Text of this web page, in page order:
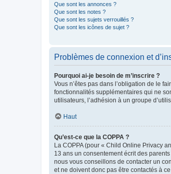
Que sont les annonces ?
Que sont les notes ?
Que sont les sujets verrouillés ?
Que sont les icônes de sujet ?
Problèmes de connexion et
Pourquoi ai-je besoin de m’inscrire ?
Vous n’êtes pas dans l’obligation de le
fonctionnalités supplémentaires qui ne
utilisateurs, l’adhésion à un groupe
Haut
Qu’est-ce que la COPPA ?
La COPPA (pour « Child Online Privacy
13 ans un consentement écrit des
nous vous conseillons de contacter un
et ne doivent donc pas être contactés à